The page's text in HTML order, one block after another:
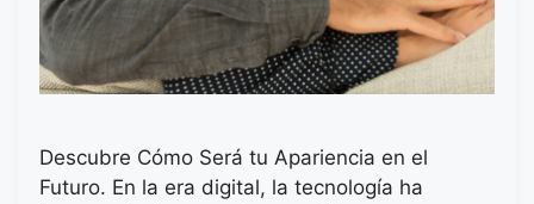
Descubre Cómo Será tu Apariencia en el
Futuro. En la era digital, la tecnología ha